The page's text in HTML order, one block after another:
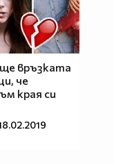
връзката
че
края си